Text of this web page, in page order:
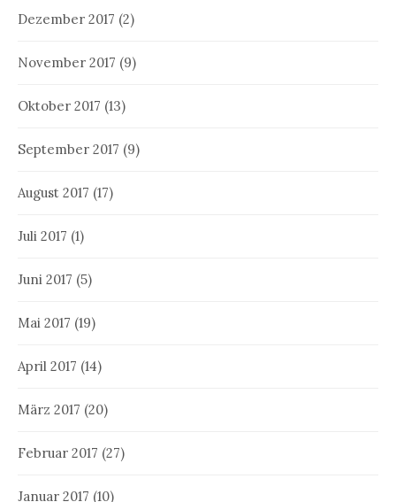
Dezember 2017 (2)
November 2017 (9)
Oktober 2017 (13)
September 2017 (9)
August 2017 (17)
Juli 2017 (1)
Juni 2017 (5)
Mai 2017 (19)
April 2017 (14)
März 2017 (20)
Februar 2017 (27)
Januar 2017 (10)